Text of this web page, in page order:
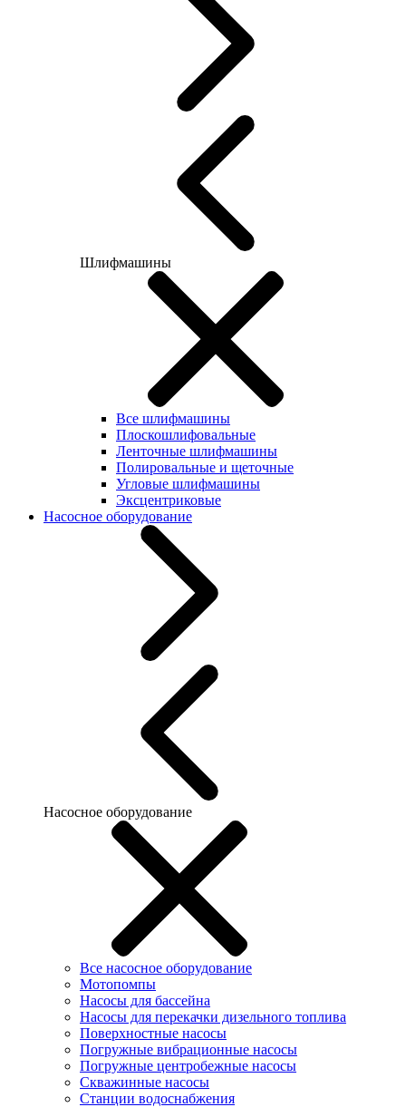
Шлифмашины
Все шлифмашины
Плоскошлифовальные
Ленточные шлифмашины
Полировальные и щеточные
Угловые шлифмашины
Эксцентриковые
Насосное оборудование
Насосное оборудование
Все насосное оборудование
Мотопомпы
Насосы для бассейна
Насосы для перекачки дизельного топлива
Поверхностные насосы
Погружные вибрационные насосы
Погружные центробежные насосы
Скважинные насосы
Станции водоснабжения